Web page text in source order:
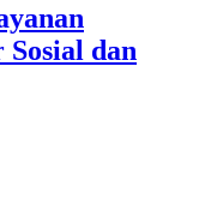
dan